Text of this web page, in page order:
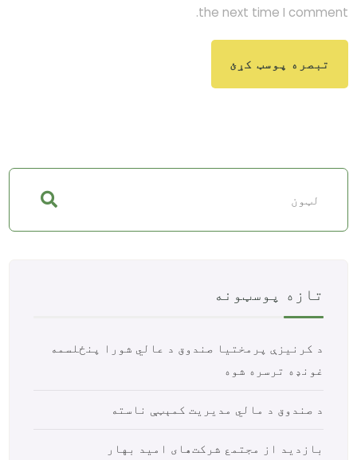
the next time I comment.
تازه پوسټونه
د کرنیزې پرمختیا صندوق د عالي شورا پنځلسمه
غونډه ترسره شوه
د صندوق د مالي مدیریت کمېټې ناسته
بازدید از مجتمع شرکت‌های امید بهار